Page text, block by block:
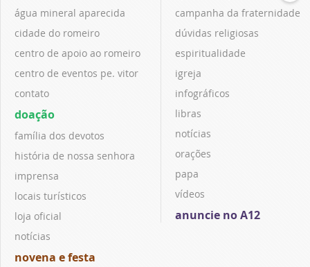
água mineral aparecida
cidade do romeiro
centro de apoio ao romeiro
centro de eventos pe. vitor
contato
doação
família dos devotos
história de nossa senhora
imprensa
locais turísticos
loja oficial
notícias
novena e festa
campanha da fraternidade
dúvidas religiosas
espiritualidade
igreja
infográficos
libras
notícias
orações
papa
vídeos
anuncie no A12